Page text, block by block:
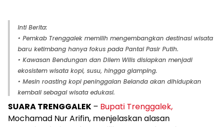
Inti Berita:
• Pemkab Trenggalek memilih mengembangkan destinasi wisata
baru ketimbang hanya fokus pada Pantai Pasir Putih.
• Kawasan Bendungan dan Dilem Wilis disiapkan menjadi
ekosistem wisata kopi, susu, hingga glamping.
• Mesin roasting kopi peninggalan Belanda akan dihidupkan
kembali sebagai wisata edukasi.
SUARA TRENGGALEK – Bupati Trenggalek,
Mochamad Nur Arifin, menjelaskan alasan